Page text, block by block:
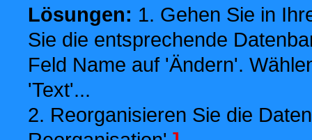
Lösungen: 1. Gehen Sie in
Sie die entsprechende
Feld Name auf 'Ändern'.
'Text'...
2. Reorganisieren Sie die